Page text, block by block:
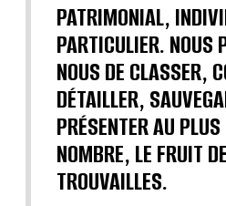
PATRIMONIAL,
PARTICULIER. NOUS
NOUS DE CLASSER,
DÉTAILLER,
PRÉSENTER AU
NOMBRE, LE FRUIT
TROUVAILLES.